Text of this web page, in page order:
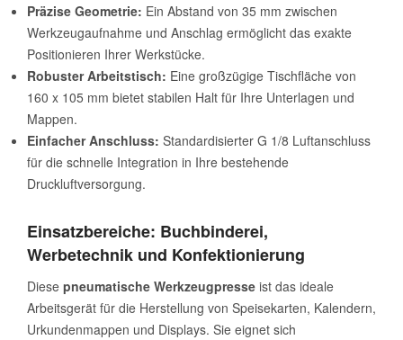
Präzise Geometrie: Ein Abstand von 35 mm zwischen
Werkzeugaufnahme und Anschlag ermöglicht das exakte
Positionieren Ihrer Werkstücke.
Robuster Arbeitstisch: Eine großzügige Tischfläche von
160 x 105 mm bietet stabilen Halt für Ihre Unterlagen und
Mappen.
Einfacher Anschluss: Standardisierter G 1/8 Luftanschluss
für die schnelle Integration in Ihre bestehende
Druckluftversorgung.
Einsatzbereiche: Buchbinderei,
Werbetechnik und Konfektionierung
Diese pneumatische Werkzeugpresse ist das ideale
Arbeitsgerät für die Herstellung von Speisekarten, Kalendern,
Urkundenmappen und Displays. Sie eignet sich